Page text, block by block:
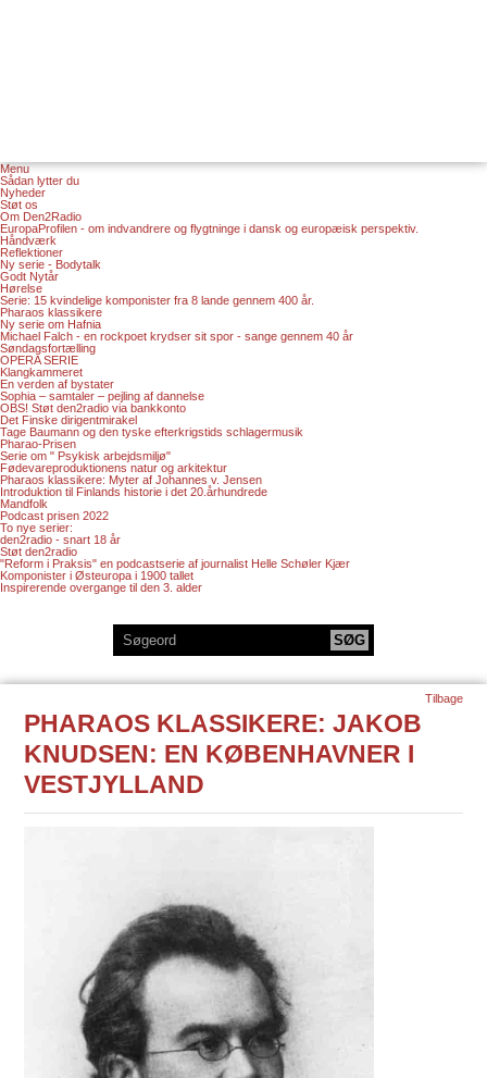
Menu
Sådan lytter du
Nyheder
Støt os
Om Den2Radio
EuropaProfilen - om indvandrere og flygtninge i dansk og europæisk perspektiv.
Håndværk
Reflektioner
Ny serie - Bodytalk
Godt Nytår
Hørelse
Serie: 15 kvindelige komponister fra 8 lande gennem 400 år.
Pharaos klassikere
Ny serie om Hafnia
Michael Falch - en rockpoet krydser sit spor - sange gennem 40 år
Søndagsfortælling
OPERA SERIE
Klangkammeret
En verden af bystater
Sophia – samtaler – pejling af dannelse
OBS! Støt den2radio via bankkonto
Det Finske dirigentmirakel
Tage Baumann og den tyske efterkrigstids schlagermusik
Pharao-Prisen
Serie om " Psykisk arbejdsmiljø"
Fødevareproduktionens natur og arkitektur
Pharaos klassikere: Myter af Johannes v. Jensen
Introduktion til Finlands historie i det 20.århundrede
Mandfolk
Podcast prisen 2022
To nye serier:
den2radio - snart 18 år
Støt den2radio
"Reform i Praksis" en podcastserie af journalist Helle Schøler Kjær
Komponister i Østeuropa i 1900 tallet
Inspirerende overgange til den 3. alder
PHARAOS KLASSIKERE: JAKOB
KNUDSEN: EN KØBENHAVNER I
VESTJYLLAND
Tilbage